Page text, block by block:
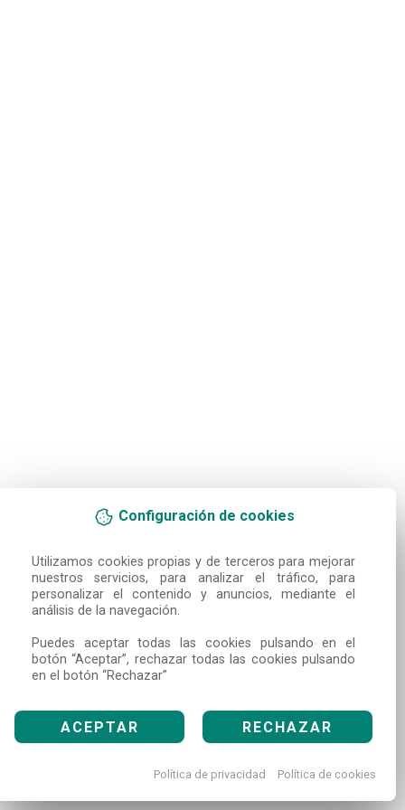
Configuración de cookies
Utilizamos cookies propias y de terceros para mejorar
nuestros servicios, para analizar el tráfico, para
personalizar el contenido y anuncios, mediante el
análisis de la navegación.
Puedes aceptar todas las cookies pulsando en el
botón “Aceptar”, rechazar todas las cookies pulsando
en el botón “Rechazar”
ACEPTAR RECHAZAR
Política de privacidad Política de cookies